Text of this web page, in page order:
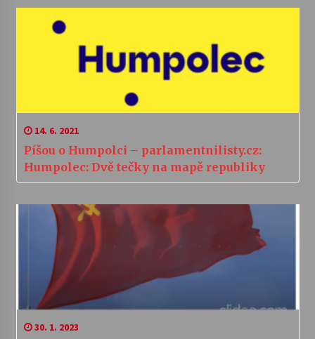
14. 6. 2021
Píšou o Humpolci – parlamentnilisty.cz:
Humpolec: Dvě tečky na mapě republiky
30. 1. 2023